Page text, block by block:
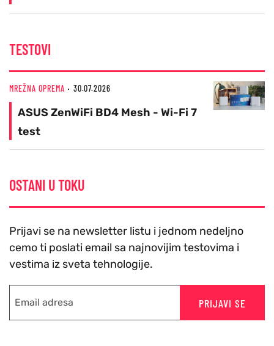
TESTOVI
MREŽNA OPREMA 30.07.2026
ASUS ZenWiFi BD4 Mesh - Wi-Fi 7
test
OSTANI U TOKU
Prijavi se na newsletter listu i jednom nedeljno
cemo ti poslati email sa najnovijim testovima i
vestima iz sveta tehnologije.
PRIJAVI SE